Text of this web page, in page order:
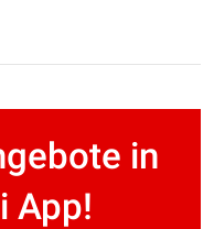
in
App!